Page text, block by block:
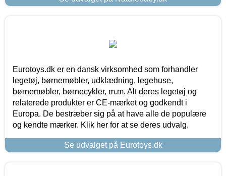
Eurotoys.dk er en dansk virksomhed som forhandler
legetøj, børnemøbler, udklædning, legehuse,
børnemøbler, børnecykler, m.m. Alt deres legetøj og
relaterede produkter er CE-mærket og godkendt i
Europa. De bestræber sig på at have alle de populære
og kendte mærker. Klik her for at se deres udvalg.
Se udvalget på Eurotoys.dk